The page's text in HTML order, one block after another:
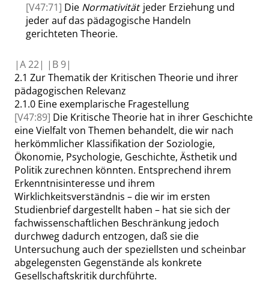
[V47:71] Die Normativitätjeder Erziehung und
jeder auf das pädagogische Handeln
gerichteten Theorie.
|A22| | B 9|
2.1 Zur Thematik der Kritischen Theorie und ihrer
pädagogischen Relevanz
2.1.0 Eine exemplarische Fragestellung
[V47:89] Die Kritische Theorie hat in ihrer Geschichte
eine Vielfalt von Themen behandelt, die wir nach
herkömmlicher Klassifikation der Soziologie,
Ökonomie, Psychologie, Geschichte, Ästhetik und
Politik zurechnen könnten. Entsprechend ihrem
Erkenntnisinteresse und ihrem
Wirklichkeitsverständnis – die wir im ersten
Studienbrief dargestellt haben – hat sie sich der
fachwissenschaftlichen Beschränkung jedoch
durchweg dadurch entzogen, daß sie die
Untersuchung auch der speziellsten und scheinbar
abgelegensten Gegenstände als konkrete
Gesellschaftskritik durchführte.